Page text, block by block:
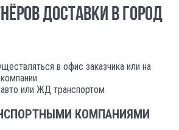
ДОСТАВКИ В ГОРОД
в офис заказчика или на
или ЖД транспортом
КОМПАНИЯМИ